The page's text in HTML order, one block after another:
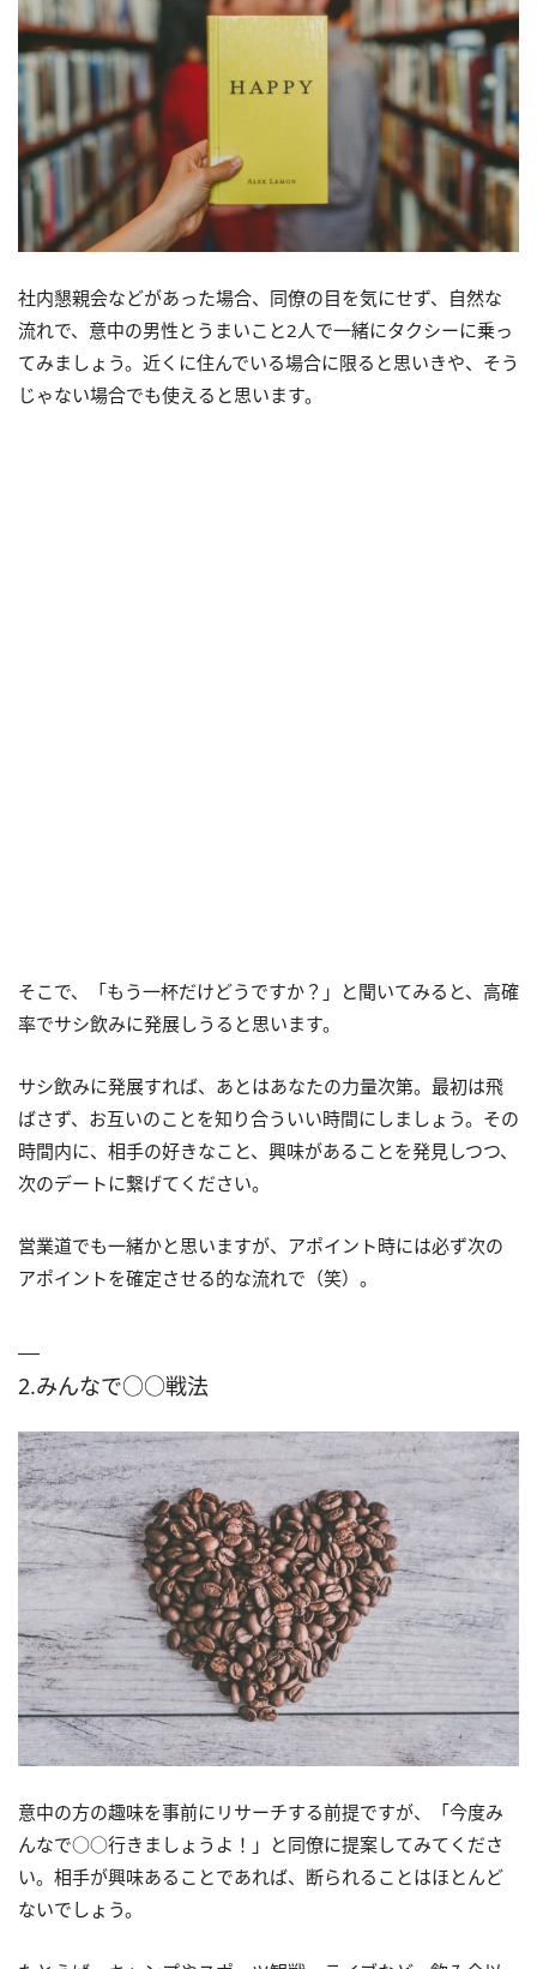
社内懇親会などがあった場合、同僚の目を気にせず、自然な
流れで、意中の男性とうまいこと2人で一緒にタクシーに乗っ
てみましょう。近くに住んでいる場合に限ると思いきや、そう
じゃない場合でも使えると思います。
そこで、「もう一杯だけどうですか？」と聞いてみると、高確
率でサシ飲みに発展しうると思います。
サシ飲みに発展すれば、あとはあなたの力量次第。最初は飛
ばさず、お互いのことを知り合ういい時間にしましょう。その
時間内に、相手の好きなこと、興味があることを発見しつつ、
次のデートに繋げてください。
営業道でも一緒かと思いますが、アポイント時には必ず次の
アポイントを確定させる的な流れで（笑）。
2.みんなで○○戦法
意中の方の趣味を事前にリサーチする前提ですが、「今度み
んなで○○行きましょうよ！」と同僚に提案してみてくださ
い。相手が興味あることであれば、断られることはほとんど
ないでしょう。